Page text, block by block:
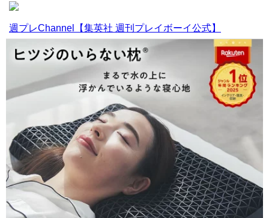
週プレChannel【集英社 週刊プレイボーイ公式】